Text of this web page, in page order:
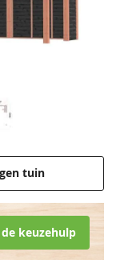
tuin
keuzehulp